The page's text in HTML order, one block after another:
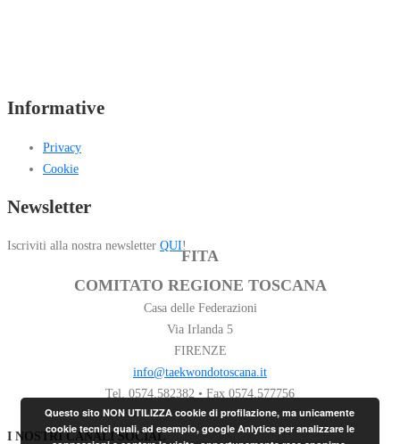
Informative
Privacy
Cookie
Newsletter
Iscriviti alla nostra newsletter QUI!
FITA
COMITATO REGIONE TOSCANA
Casa delle Federazioni
Via Irlanda 5
FIRENZE
info@taekwondotoscana.it
Tel. 0574.582382 • Fax 0574.577756
I NOSTRI CANALI SOCIAL
Questo sito NON UTILIZZA cookie di profilazione, ma unicamente
cookie tecnici quali, ad esempio, google Anlytics per analizzare le